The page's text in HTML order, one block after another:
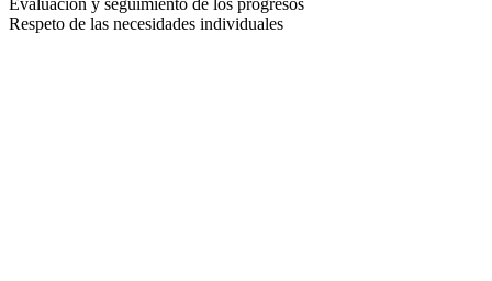
Respeto de las necesidades individuales